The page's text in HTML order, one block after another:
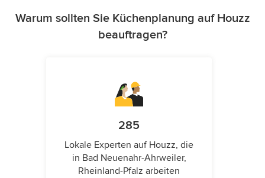
Warum sollten Sie Küchenplanung auf Houzz
beauftragen?
285
Lokale Experten auf Houzz, die
in Bad Neuenahr-Ahrweiler,
Rheinland-Pfalz arbeiten